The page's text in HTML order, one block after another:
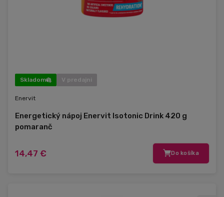
Skladom V predajni
Enervit
Energetický nápoj Enervit Isotonic Drink 420 g
pomaranč
14,47 € Do košíka